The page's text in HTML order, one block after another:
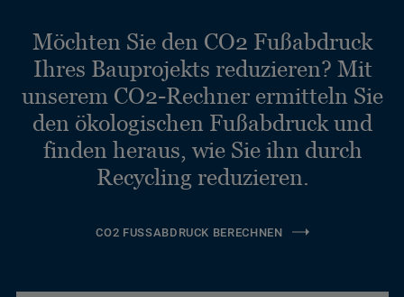
Möchten Sie den CO2 Fußabdruck
Ihres Bauprojekts reduzieren? Mit
unserem CO2-Rechner ermitteln Sie
den ökologischen Fußabdruck und
finden heraus, wie Sie ihn durch
Recycling reduzieren.
CO2 FUSSABDRUCK BERECHNEN